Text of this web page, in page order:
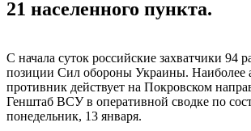
21 населенного пункта.
С начала суток российские захватчики 94
позиции Сил обороны Украины. Наиболее
противник действует на Покровском
Генштаб ВСУ в оперативной сводке по
понедельник, 13 января.